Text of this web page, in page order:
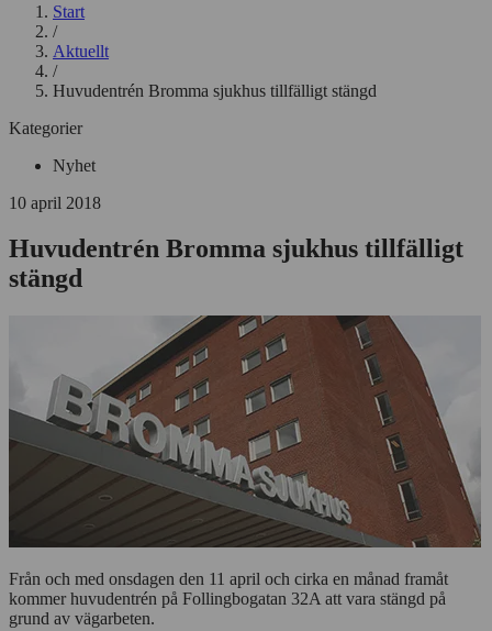
Start
/
Aktuellt
/
Huvudentrén Bromma sjukhus tillfälligt stängd
Kategorier
Nyhet
10 april 2018
Huvudentrén Bromma sjukhus tillfälligt
stängd
Från och med onsdagen den 11 april och cirka en månad framåt
kommer huvudentrén på Follingbogatan 32A att vara stängd på
grund av vägarbeten.